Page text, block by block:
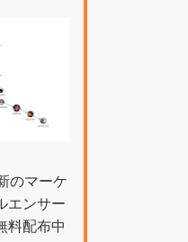
のマーケ
エンサー
料配布中